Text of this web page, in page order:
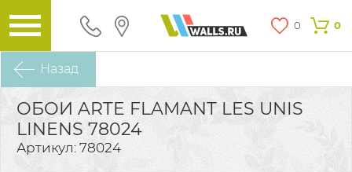
0 0
Назад
ОБОИ ARTE FLAMANT LES UNIS
LINENS 78024
Артикул: 78024